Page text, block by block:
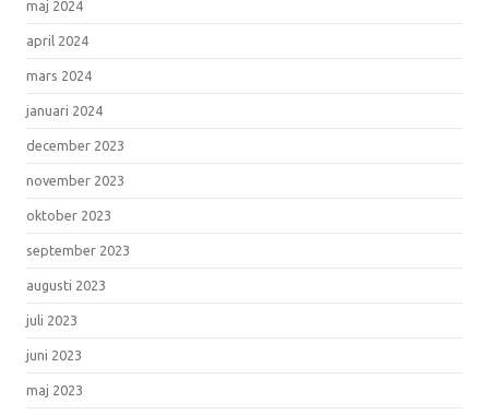
maj 2024
april 2024
mars 2024
januari 2024
december 2023
november 2023
oktober 2023
september 2023
augusti 2023
juli 2023
juni 2023
maj 2023